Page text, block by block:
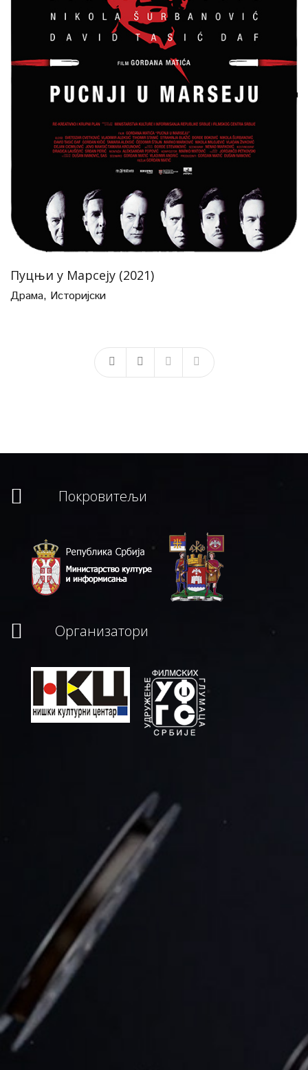
Пуцњи у Марсеју (2021)
Драма, Историјски
Покровитељи
Организатори